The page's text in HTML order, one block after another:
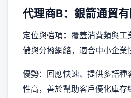
代理商B：銀箭通貿
定位與強項：覆蓋消費類與工
儲與分撥網絡，適合中小企業
優勢：回應快速、提供多語種
性高，善於幫助客戶優化庫存